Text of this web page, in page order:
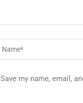
Save my name, email,